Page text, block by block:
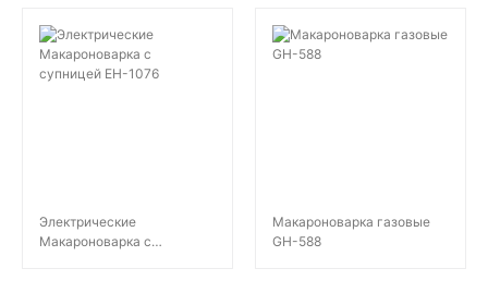
Электрические
Макароноварка с
Макароноварка газовые
GH-588